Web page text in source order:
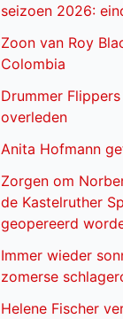
seizoen 2026:
Zoon van Roy
Colombia
Drummer
overleden
Anita Hofmann
Zorgen om
de Kastelruther
geopereerd
Immer wieder
zomerse
Helene Fischer